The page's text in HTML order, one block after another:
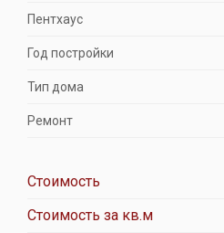
Пентхаус
Год постройки
Тип дома
Ремонт
Стоимость
Стоимость за кв.м